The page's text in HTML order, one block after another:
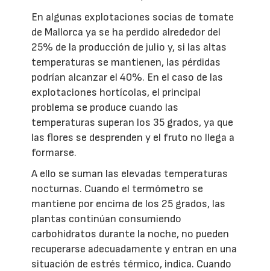
En algunas explotaciones socias de tomate
de Mallorca ya se ha perdido alrededor del
25% de la producción de julio y, si las altas
temperaturas se mantienen, las pérdidas
podrían alcanzar el 40%. En el caso de las
explotaciones hortícolas, el principal
problema se produce cuando las
temperaturas superan los 35 grados, ya que
las flores se desprenden y el fruto no llega a
formarse.
A ello se suman las elevadas temperaturas
nocturnas. Cuando el termómetro se
mantiene por encima de los 25 grados, las
plantas continúan consumiendo
carbohidratos durante la noche, no pueden
recuperarse adecuadamente y entran en una
situación de estrés térmico, indica. Cuando